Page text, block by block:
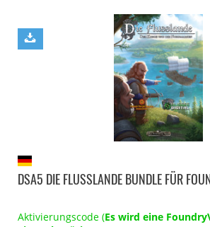
DSA5 DIE FLUSSLANDE BUNDLE FÜR
Aktivierungscode (Es wird eine